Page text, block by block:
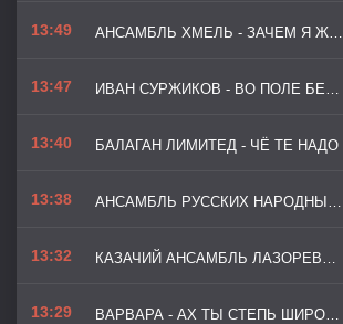
13:49 АНСАМБЛЬ ХМЕЛЬ - ЗАЧЕМ Я ЖЕНИЛСЯ
13:47 ИВАН СУРЖИКОВ - ВО ПОЛЕ БЕРЁЗОНЬКА
13:40 БАЛАГАН ЛИМИТЕД - ЧЁ ТЕ НАДО
13:38 АНСАМБЛЬ РУССКИХ НАРОДНЫХ ИНСТРУМЕНТОВ КАЛИНКА - ЭКСПРОМТ
13:32 КАЗАЧИЙ АНСАМБЛЬ ЛАЗОРЕВЫЙ ЦВЕТОК - ЗА ЛЕСОМ СОЛНЦЕ
13:29 ВАРВАРА - АХ ТЫ СТЕПЬ ШИРОКАЯ